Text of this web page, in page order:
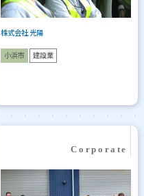
株式会社 光陽
小浜市 建設業